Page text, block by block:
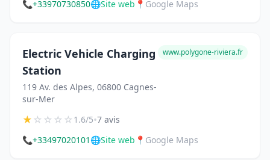
📞+33970730850🌐Site web 📍 Google Maps
Electric Vehicle Charging
Station
119 Av. des Alpes, 06800 Cagnes-
sur-Mer
www.polygone-riviera.fr
★☆☆☆☆1.6/5•7 avis
📞+33497020101 🌐Site web 📍 Google Maps